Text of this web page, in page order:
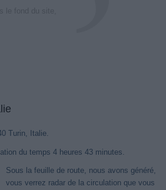
Turin, Italie.
du temps 4 heures 43 minutes.
Sous la feuille de route, nous avons généré,
vous verrez radar de la circulation que vous